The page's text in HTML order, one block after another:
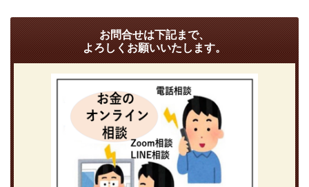
お問合せは下記まで、
よろしくお願いいたします。